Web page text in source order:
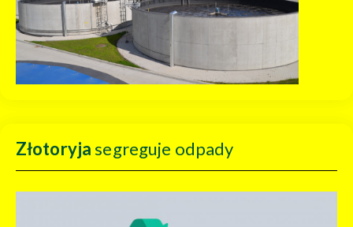
Złotoryjasegreguje odpady